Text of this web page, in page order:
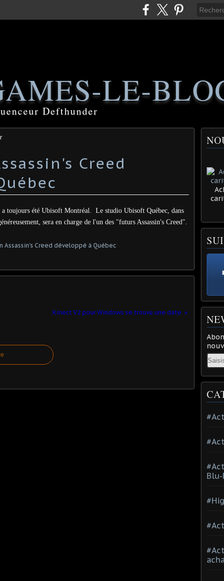
LE-
Defthunder
Creed
a toujours été Ubisoft Montréal. Le studio Ubisoft Québec, dans
sera en charge de l'un des "futurs Assassin's Creed".
Kinect V2 pour Windows se trouve une date
Blu-